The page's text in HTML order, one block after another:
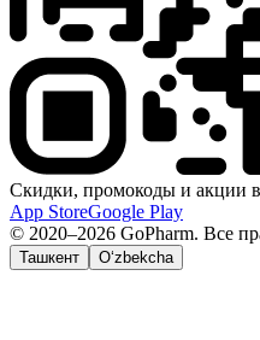
Скидки, промокоды и акции
App StoreGoogle Play
© 2020–2026 GoPharm. Все
Ташкент O‘zbekcha